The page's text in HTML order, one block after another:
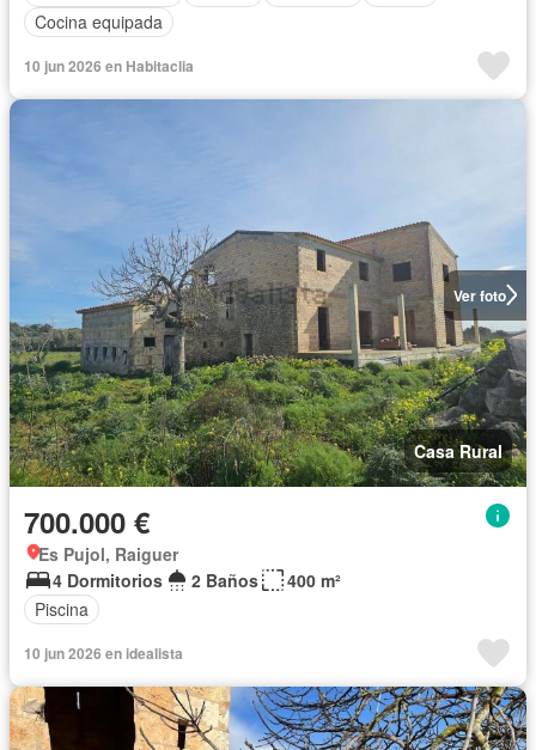
Cocina equipada
10 jun 2026 en Habitaclia
Ver foto
Casa Rural
700.000 €
Es Pujol, Raiguer
4 Dormitorios
2 Baños
400 m²
Piscina
10 jun 2026 en idealista